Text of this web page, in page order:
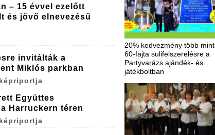
20% kedvezmény több mint
60-fajta sulifelszerelésre a
Partyvarázs ajándék- és
játékboltban
– 15 évvel ezelőtt
és jövő elnevezésű
invitálták a
Miklós parkban
Együttes
Harruckern téren